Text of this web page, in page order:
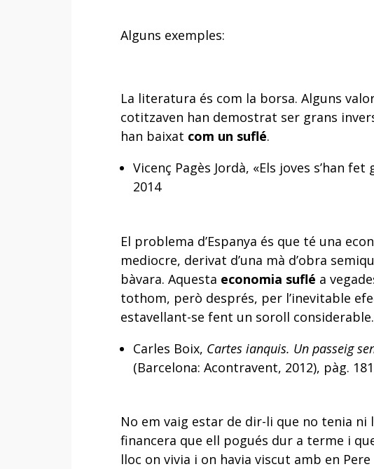
Alguns exemples:
La literatura és com la borsa. Alguns
cotitzaven han demostrat ser grans
han baixat com un suflé.
Vicenç Pagès Jordà, «Els joves s’han fet
2014
El problema d’Espanya és que té una
mediocre, derivat d’una mà d’obra
bàvara. Aquesta economia suflé a
tothom, però després, per l’inevitable
estavellant-se fent un soroll considerable.
Carles Boix, Cartes ianquis. Un passeig
(Barcelona: Acontravent, 2012), pàg. 181
No em vaig estar de dir-li que no tenia
financera que ell pogués dur a terme i
lloc on vivia i on havia viscut amb en